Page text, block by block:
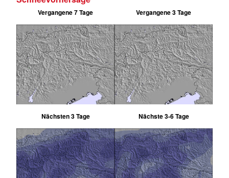
Vergangene 7 Tage Vergangene 3 Tage
Nächsten 3 Tage Nächste 3-6 Tage